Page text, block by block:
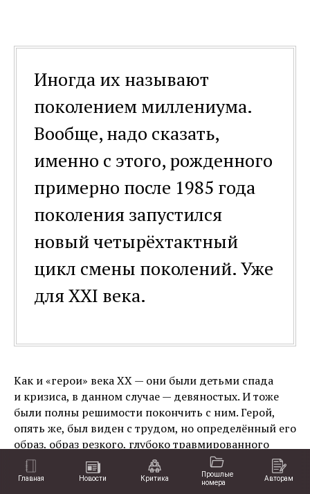
Главная Новости Критика
Прошлые
номера
Авторам
Иногда их называют
поколением миллениума.
Вообще, надо сказать,
именно с этого, рожденного
примерно после 1985 года
поколения запустился
новый четырёхтактный
цикл смены поколений. Уже
для XXI века.
Как и «герои» века XX — они были детьми спада
и кризиса, в данном случае — девяностых. И тоже
были полны решимости покончить с ним. Герой,
опять же, был виден с трудом, но определённый его
образ, образ резкого, глубоко травмированного
человека, конечно же, оставался.
Для них, живших в ситуации ценностного вакуума —